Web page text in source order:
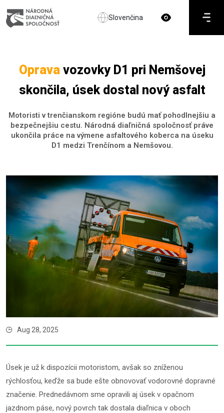
Slovenčina
Opravavozovky D1 pri Nemšovej
skončila, úsek dostal nový asfalt
Motoristi v trenčianskom regióne budú mať pohodlnejšiu a
bezpečnejšiu cestu. Národná diaľničná spoločnosť práve
ukončila práce na výmene asfaltového koberca na úseku
D1 medzi Trenčínom a Nemšovou.
Aug 28, 2025
Úsek je už k dispozícii motoristom, avšak so zníženou
rýchlosťou, keďže sa bude ešte obnovovať vodorovné dopravné
značenie. Prednedávnom sme opravili aj úsek v opačnom
jazdnom páse, nový povrch tak dostala diaľnica v oboch